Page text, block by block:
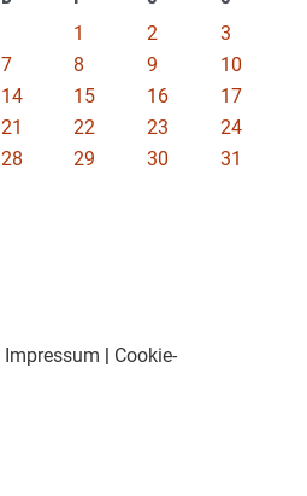
1 2
3
7 8 9
10
14 15 16
17
21 22 23
24
28 29 30
31
Impressum | Cookie-